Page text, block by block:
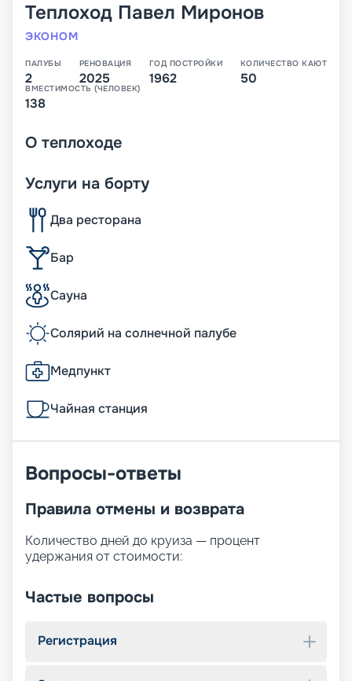
Теплоход Павел Миронов
ЭКОНОМ
ПАЛУБЫ
2
РЕНОВАЦИЯ
2025
ГОД ПОСТРОЙКИ
1962
КОЛИЧЕСТВО КАЮТ
50
ВМЕСТИМОСТЬ (ЧЕЛОВЕК)
138
О теплоходе
Услуги на борту
Два ресторана
Бар
Сауна
Солярий на солнечной палубе
Медпункт
Чайная станция
Вопросы-ответы
Правила отмены и возврата
Количество дней до круиза — процент
удержания от стоимости:
Частые вопросы
Регистрация